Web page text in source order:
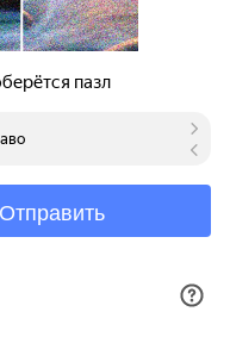
сайта
запчастей,
защищены